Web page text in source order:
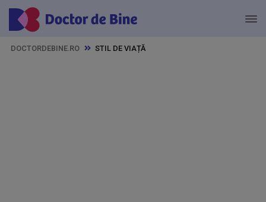
DOCTORDEBINE.RO STIL DE VIAȚĂ